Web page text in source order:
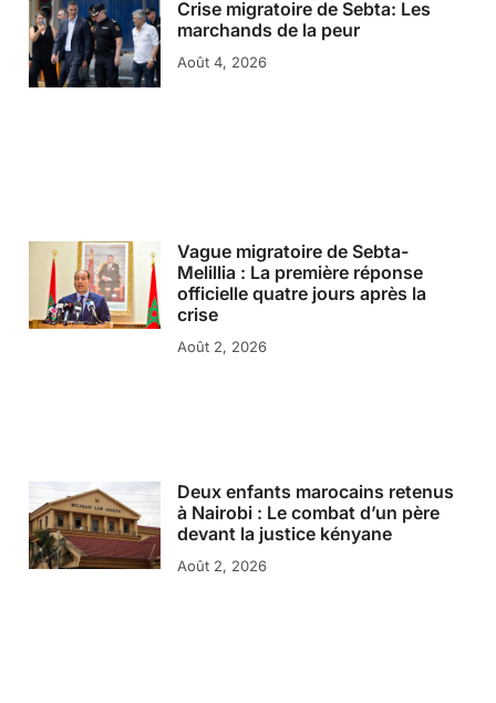
Crise migratoire de Sebta: Les
marchands de la peur
Août 4, 2026
Vague migratoire de Sebta-
Melillia : La première réponse
officielle quatre jours après la
crise
Août 2, 2026
Deux enfants marocains retenus
à Nairobi : Le combat d’un père
devant la justice kényane
Août 2, 2026